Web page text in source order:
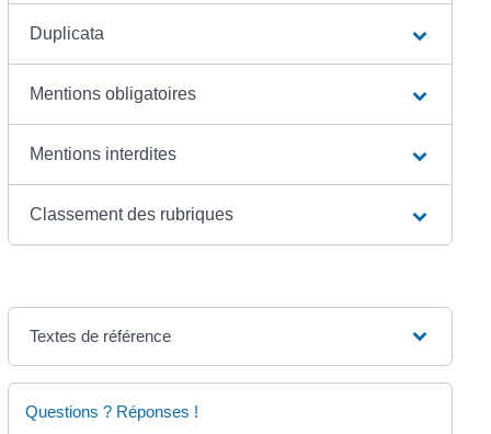
Duplicata
Mentions obligatoires
Mentions interdites
Classement des rubriques
Textes de référence
Questions ? Réponses !